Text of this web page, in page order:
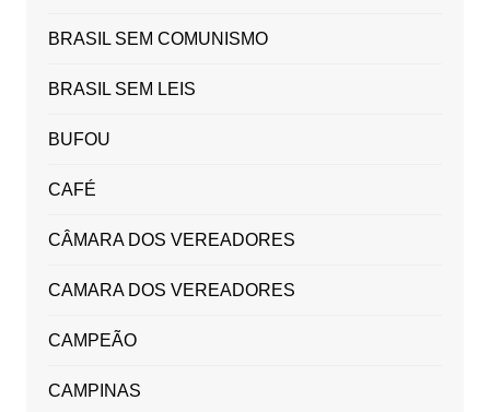
BRASIL SEM COMUNISMO
BRASIL SEM LEIS
BUFOU
CAFÉ
CÂMARA DOS VEREADORES
CAMARA DOS VEREADORES
CAMPEÃO
CAMPINAS